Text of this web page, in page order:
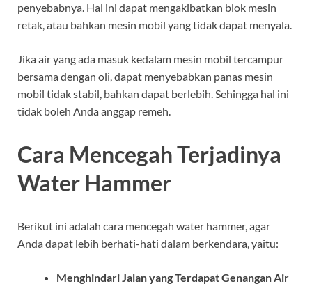
penyebabnya. Hal ini dapat mengakibatkan blok mesin
retak, atau bahkan mesin mobil yang tidak dapat menyala.
Jika air yang ada masuk kedalam mesin mobil tercampur
bersama dengan oli, dapat menyebabkan panas mesin
mobil tidak stabil, bahkan dapat berlebih. Sehingga hal ini
tidak boleh Anda anggap remeh.
Cara Mencegah Terjadinya
Water Hammer
Berikut ini adalah cara mencegah water hammer, agar
Anda dapat lebih berhati-hati dalam berkendara, yaitu:
Menghindari Jalan yang Terdapat Genangan Air